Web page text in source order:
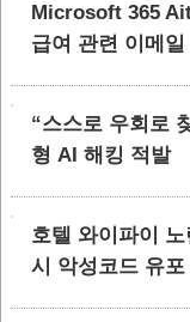
Microsoft 365
급여 관련 이메일
“스스로 우회로
형 AI 해킹 적발
호텔 와이파이
시 악성코드 유포